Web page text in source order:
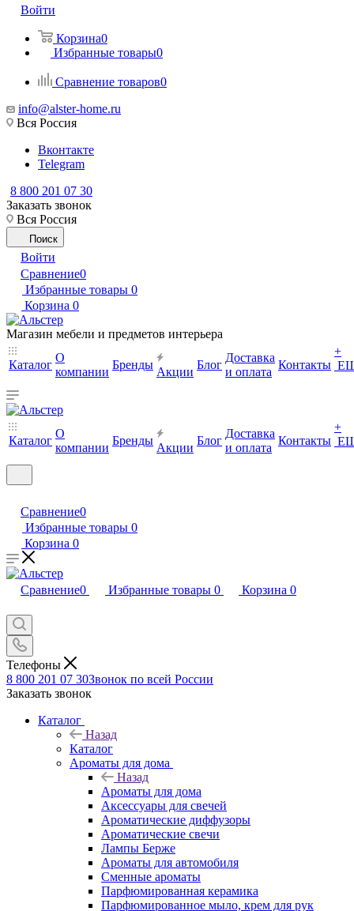
Войти
Корзина0
Избранные товары0
Сравнение товаров0
info@alster-home.ru
Вся Россия
Вконтакте
Telegram
8 800 201 07 30
Заказать звонок
Вся Россия
Поиск
Войти
Сравнение0
Избранные товары 0
Корзина 0
Магазин мебели и предметов интерьера
Каталог
О
компании
Бренды
Акции
Блог
Доставка
и оплата
Контакты
+
Каталог
О
компании
Бренды
Акции
Блог
Доставка
и оплата
Контакты
+
Сравнение0
Избранные товары 0
Корзина 0
Сравнение0 Избранные товары 0 Корзина 0
Телефоны
8 800 201 07 30Звонок по всей России
Заказать звонок
Каталог
Назад
Каталог
Ароматы для дома
Назад
Ароматы для дома
Аксессуары для свечей
Ароматические диффузоры
Ароматические свечи
Лампы Берже
Ароматы для автомобиля
Сменные ароматы
Парфюмированная керамика
Парфюмированное мыло, крем для рук